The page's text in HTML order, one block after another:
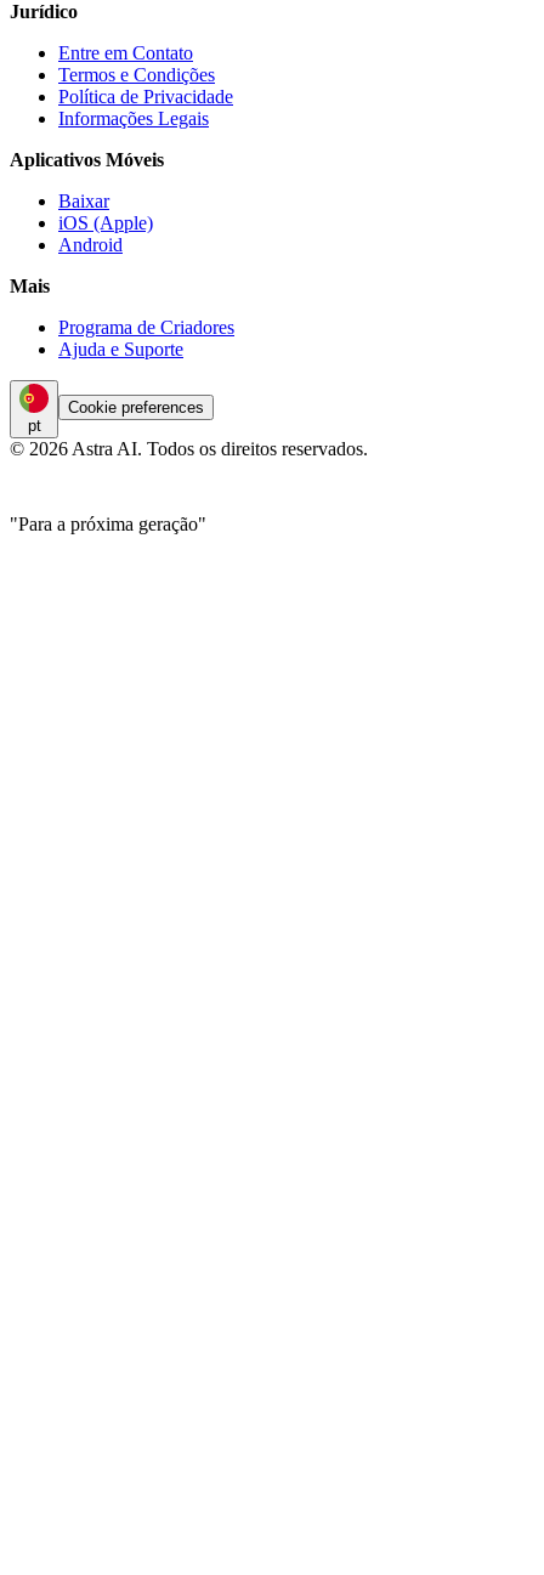
Jurídico
Entre em Contato
Termos e Condições
Política de Privacidade
Informações Legais
Aplicativos Móveis
Baixar
iOS (Apple)
Android
Mais
Programa de Criadores
Ajuda e Suporte
pt
Cookie preferences
© 2026 Astra AI. Todos os direitos reservados.
"Para a próxima geração"